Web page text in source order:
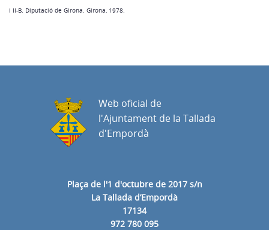
i II-B. Diputació de Girona. Girona, 1978.
Plaça de l'1 d'octubre de 2017 s/n
La Tallada d’Empordà
17134
972 780 095
Web oficial de
l'Ajuntament de la Tallada
d'Empordà